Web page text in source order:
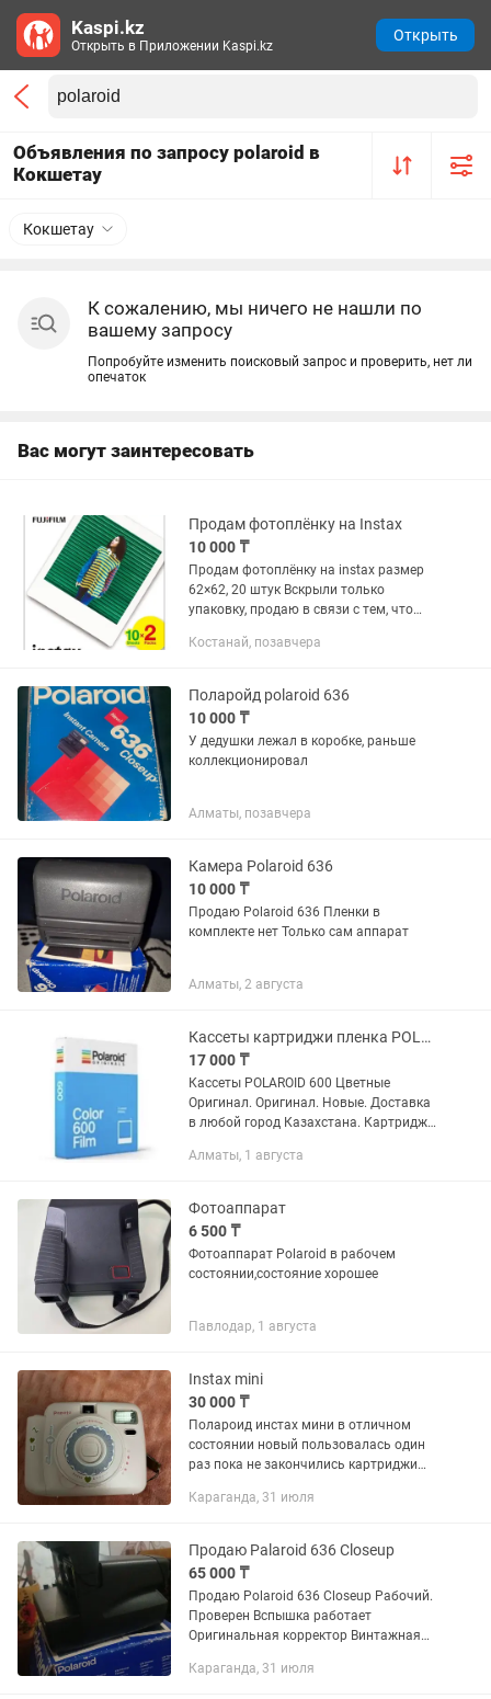
Объявления по запросу polaroid в
Кокшетау
Кокшетау
К сожалению, мы ничего не нашли по
вашему запросу
Попробуйте изменить поисковый запрос и проверить, нет ли
опечаток
Вас могут заинтересовать
Продам фотоплёнку на Instax
10 000 ₸
Продам фотоплёнку на instax размер
62×62, 20 штук Вскрыли только
упаковку, продаю в связи с тем, что
Костанай, позавчера
Поларойд polaroid 636
10 000 ₸
У дедушки лежал в коробке, раньше
коллекционировал
Алматы, позавчера
Камера Polaroid 636
10 000 ₸
Продаю Polaroid 636 Пленки в
комплекте нет Только сам аппарат
Алматы, 2 августа
Кассеты картриджи пленка POLAROID Полароид 600 636
17 000 ₸
Кассеты POLAROID 600 Цветные
Оригинал. Оригинал. Новые. Доставка
в любой город Казахстана. Картридж
кассета polaroid проста в установке и
Алматы, 1 августа
Фотоаппарат
6 500 ₸
Фотоаппарат Polaroid в рабочем
состоянии,состояние хорошее
Павлодар, 1 августа
Instax mini
30 000 ₸
Полароид инстах мини в отличном
состоянии новый пользовалась один
раз пока не закончились картриджи
ненадобности
Караганда, 31 июля
Продаю Palaroid 636 Closeup
65 000 ₸
Продаю Polaroid 636 Closeup Рабочий.
Проверен Вспышка работает
Оригинальная корректор Винтажная
Караганда, 31 июля
Kaspi.kz
Открыть в Приложении Kaspi.kz
Открыть